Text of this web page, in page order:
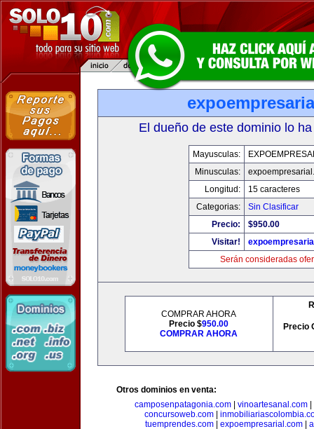
El dueño de este dominio lo
Mayusculas:
Minusculas:
Longitud:
15 caracteres
Categorias:
Sin Clasificar
Precio:
$950.00
Visitar!
Serán consideradas
COMPRAR AHORA
Precio $950.00
COMPRAR AHORA
Precio
Otros dominios en venta:
camposenpatagonia.com| vinoartesanal.com|
concursoweb.com
tuemprendes.com
expoempresarial.com